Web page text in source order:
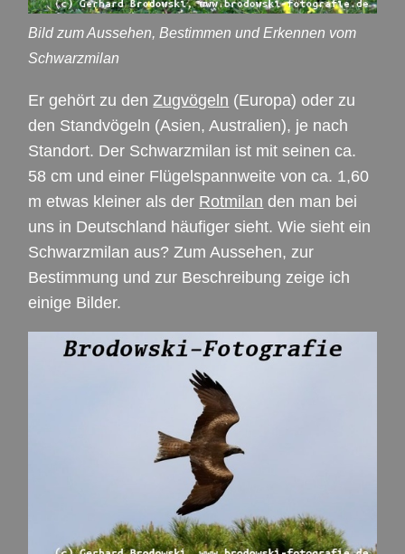
Bild zum Aussehen, Bestimmen und Erkennen vom
Schwarzmilan
Er gehört zu denZugvögeln (Europa) oder zu
den Standvögeln (Asien, Australien), je nach
Standort. Der Schwarzmilan ist mit seinen ca.
58 cm und einer Flügelspannweite von ca. 1,60
m etwas kleiner als der Rotmilan den man bei
uns in Deutschland häufiger sieht. Wie sieht ein
Schwarzmilan aus? Zum Aussehen, zur
Bestimmung und zur Beschreibung zeige ich
einige Bilder.